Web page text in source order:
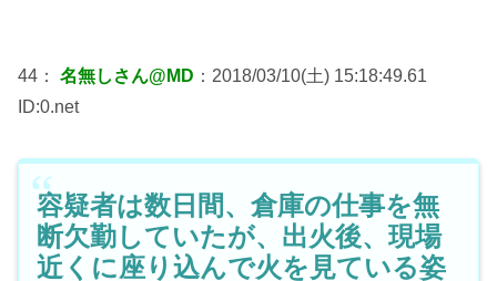
44： 名無しさん@MD ：2018/03/10(土) 15:18:49.61
ID:0.net
容疑者は数日間、倉庫の仕事を無
断欠勤していたが、出火後、現場
近くに座り込んで火を見ている姿